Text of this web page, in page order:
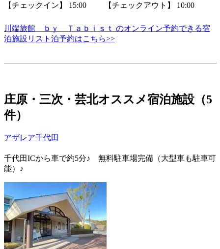
【チェックイン】 15:00 【チェックアウト】 10:00
川端旅館 ｂｙ Ｔａｂｉｓｔ のオンライン予約できる宿
泊施設リスト泊予約はこちら>>
庄原・三次・芸北オススメ宿泊施設（5
件）
アザレア千代田
千代田ICから車で約5分♪ 無料駐車場完備（大型車も駐車可
能）♪